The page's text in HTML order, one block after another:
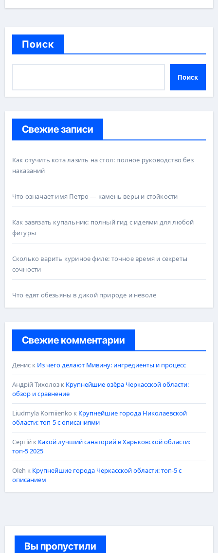
Поиск
Поиск
Свежие записи
Как отучить кота лазить на стол: полное руководство без
наказаний
Что означает имя Петро — камень веры и стойкости
Как завязать купальник: полный гид с идеями для любой
фигуры
Сколько варить куриное филе: точное время и секреты
сочности
Что едят обезьяны в дикой природе и неволе
Свежие комментарии
Дениск Из чего делают Мивину: ингредиенты и процесс
Андрій Тихолозк Крупнейшие озёра Черкасской области:
обзор и сравнение
Liudmyla Korniienko к Крупнейшие города Николаевской
области: топ-5 с описаниями
Сергійк Какой лучший санаторий в Харьковской области:
топ-5 2025
Oleh к Крупнейшие города Черкасской области: топ-5 с
описанием
Вы пропустили